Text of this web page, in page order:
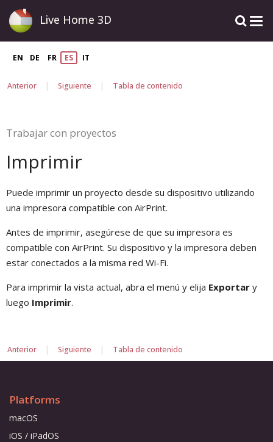
Live Home 3D
EN DE FR ES IT
Anterior | Siguiente | Tabla de contenido
Trabajar con proyectos
Imprimir
Puede imprimir un proyecto desde su dispositivo utilizando
una impresora compatible con AirPrint.
Antes de imprimir, asegúrese de que su impresora es
compatible con AirPrint. Su dispositivo y la impresora deben
estar conectados a la misma red Wi-Fi.
Para imprimir la vista actual, abra el menú y elija Exportar y
luego Imprimir.
Anterior | Siguiente | Tabla de contenido
Platforms
macOS
iOS / iPadOS